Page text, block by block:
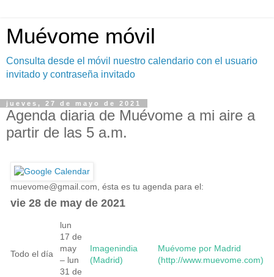
Muévome móvil
Consulta desde el móvil nuestro calendario con el usuario
invitado y contraseña invitado
jueves, 27 de mayo de 2021
Agenda diaria de Muévome a mi aire a
partir de las 5 a.m.
muevome@gmail.com , ésta es tu agenda para el:
vie 28 de may de 2021
Todo el día
lun
17 de
may
– lun
31 de
Imagenindia
(Madrid)
Muévome por Madrid
(http://www.muevome.com)